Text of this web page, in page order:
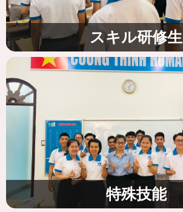
スキル研修生
特殊技能